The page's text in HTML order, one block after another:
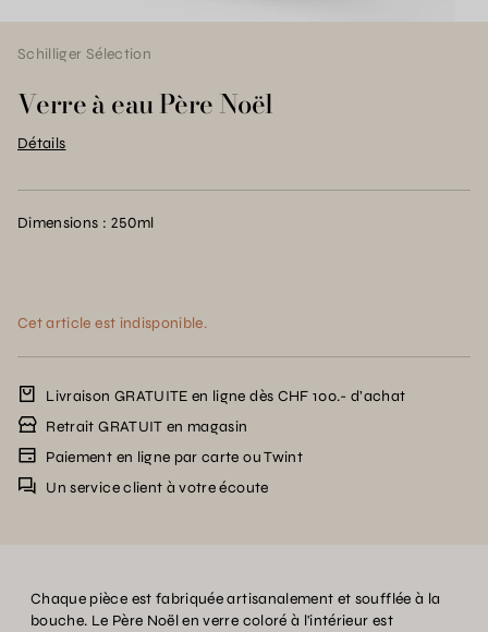
Schilliger Sélection
Verre à eau Père Noël
Détails
Dimensions : 250ml
Cet article est indisponible.
Livraison GRATUITE en ligne dès CHF 100.- d’achat
Retrait GRATUIT en magasin
Paiement en ligne par carte ou Twint
Un service client à votre écoute
Chaque pièce est fabriquée artisanalement et soufflée à la
bouche. Le Père Noël en verre coloré à l'intérieur est